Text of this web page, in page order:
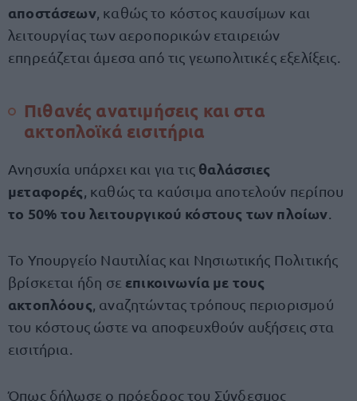
αποστάσεων, καθώς το κόστος καυσίμων και
λειτουργίας των αεροπορικών εταιρειών
επηρεάζεται άμεσα από τις γεωπολιτικές εξελίξεις.
Πιθανές ανατιμήσεις και στα
ακτοπλοϊκά εισιτήρια
Ανησυχία υπάρχει και για τις θαλάσσιες
μεταφορές , καθώς τα καύσιμα αποτελούν περίπου
το 50% του λειτουργικού κόστους των πλοίων
Το Υπουργείο Ναυτιλίας και Νησιωτικής Πολιτικής
βρίσκεται ήδη σε επικοινωνία με τους
ακτοπλόους , αναζητώντας τρόπους περιορισμού
του κόστους ώστε να αποφευχθούν αυξήσεις στα
εισιτήρια.
Όπως δήλωσε ο πρόεδρος του Σύνδεσμος